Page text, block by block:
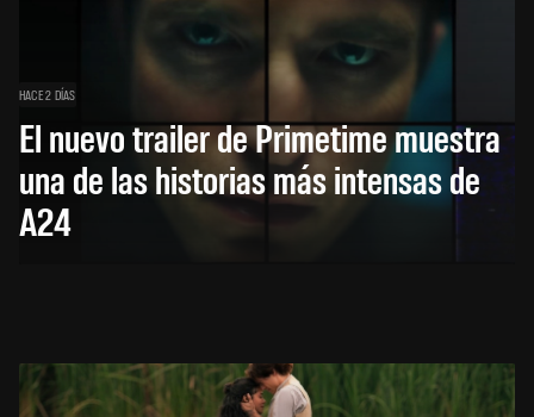
HACE 2 DÍAS
El nuevo trailer de Primetime muestra
una de las historias más intensas de
A24